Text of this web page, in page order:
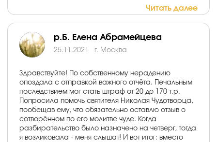
Читать далее
р.Б. Елена Абрамейцева
25.11.2021 г. Москва
Здравствуйте! По собственному нерадению
опоздала с отправкой важного отчёта. Печальным
последствием мог стать штраф от 20 до 170 т.р.
Попросила помочь святителя Николая Чудотворца,
пообещав ему, что обязательно оставлю отзыв о
сотворённом по его молитве чуде. Когда
разбирательство было назначено на четверг, тогда
я возликовала - меня слышат! И вот итог: вместо